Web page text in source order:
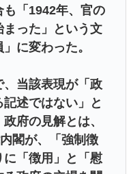
「1942年、官の
った」という文
に変わった。
当該表現が「政
述ではない」と
府の見解とは、
閣が、「強制徴
「徴用」と「慰